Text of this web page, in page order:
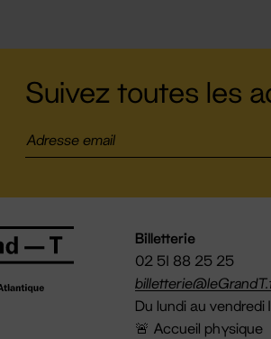
Suivez toutes les
Billetterie
02 51 88 25 25
Du lundi au vendredi
🚨 Accueil physique